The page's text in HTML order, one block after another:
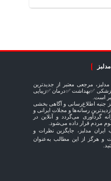
مرجعی معتبر از جدیدترین
✅بهداشت ✅درمان ✅زیبایی
است.
جنبه اطلاع‌رسانی و آگاهی بخشی
رسانه‌ها و مجلات ایرانی و
گردآوری می‌گردد و آنلاین در
مردم قرار داده می‌شود.
مدلبز، جایگزین نظرات و
هرگز از این مطالب به‌عنوان